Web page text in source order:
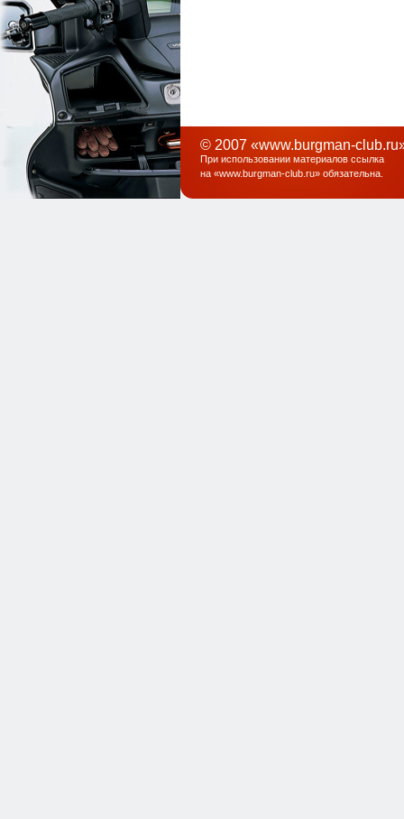
© 2007 «www.burgman-
При использовании материалов ссылка
на «www.burgman-club.ru» обязательна